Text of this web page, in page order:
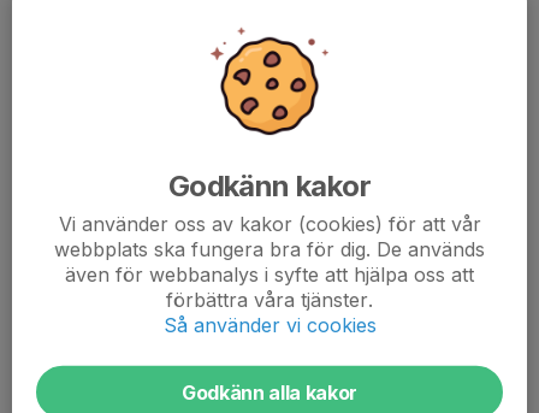
Älta IF Handboll kommer att vara med på Fotbollens dag den 14
Wallenstam-yran är till för fotbollsspelarna...
Läs mer
Ändrade parkeringsregler vid
Ishallen/Stavan
Godkänn kakor
Vi använder oss av kakor (cookies) för att vår
webbplats ska fungera bra för dig. De används
även för webbanalys i syfte att hjälpa oss att
förbättra våra tjänster.
Så använder vi cookies
Godkänn alla kakor